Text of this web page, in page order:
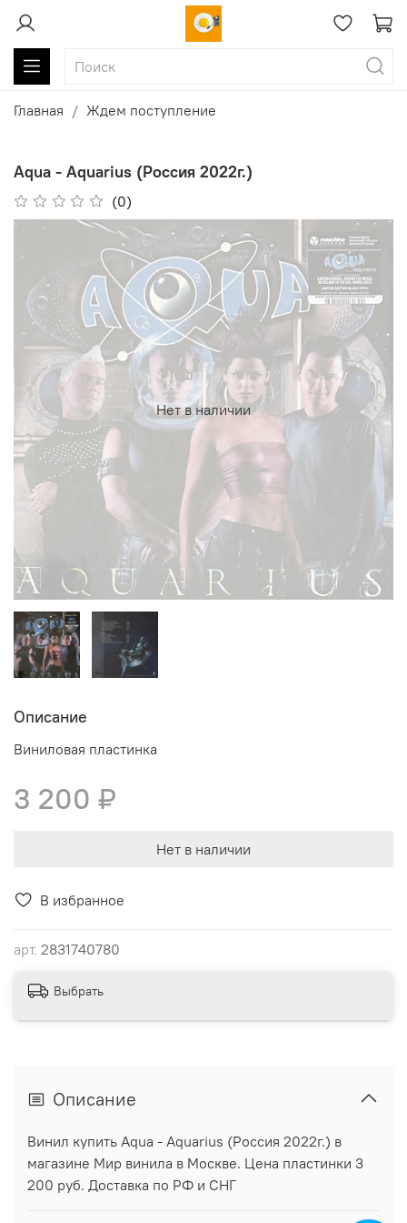
Главная Ждем поступление
Aqua - Aquarius (Россия 2022г.)
(0)
В избранное
арт. 2831740780
Нет в наличии
Описание
Виниловая пластинка
3 200 ₽
Нет в наличии
Выбрать
Описание
Винил купить Aqua - Aquarius (Россия 2022г.) в
магазине Мир винила в Москве. Цена пластинки 3
200 руб. Доставка по РФ и СНГ